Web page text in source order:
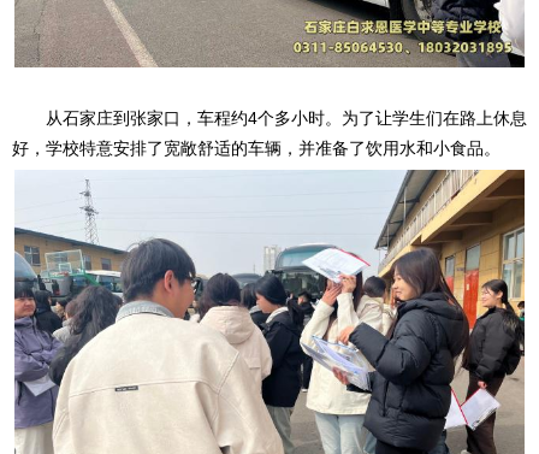
从石家庄到张家口，车程约4个多小时。为了让学生们在路上休息
好，学校特意安排了宽敞舒适的车辆，并准备了饮用水和小食品。